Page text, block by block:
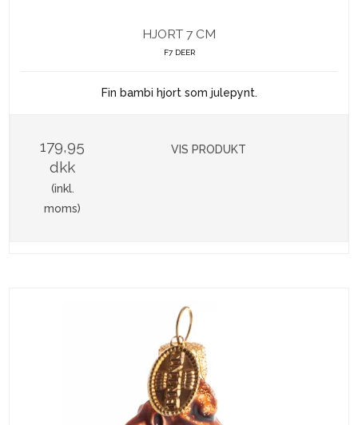
HJORT 7 CM
F7 DEER
Fin bambi hjort som julepynt.
179,95
dkk
(inkl.
moms)
VIS PRODUKT